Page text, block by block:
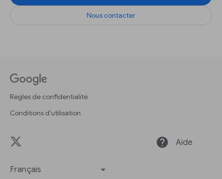
Nous contacter
Règles de confidentialité
Conditions d'utilisation
help Aide
Français